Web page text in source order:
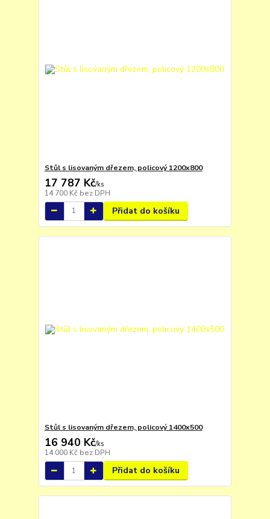
Stůl s lisovaným dřezem, policový 1200x800
17 787 Kč/ks
14 700 Kč bez DPH
Přidat do košíku
Stůl s lisovaným dřezem, policový 1400x500
16 940 Kč/ks
14 000 Kč bez DPH
Přidat do košíku